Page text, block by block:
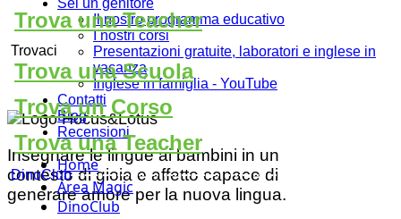
Sei un genitore
Il nostro programma educativo
I nostri corsi
Presentazioni gratuite, laboratori e inglese in
vacanza
Inglese in famiglia - YouTube
Contatti
Blog
Recensioni
Home
Area Magic
DinoClub
Trova una Teacher
Trovaci
Trova una Scuola
Trova un Corso
Trova una Teacher
DinoClub
Insegnare le lingue ai bambini in un
contesto di gioia e affetto capace di
generare amore per la nuova lingua.